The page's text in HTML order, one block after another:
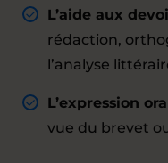
L’aide aux
rédaction,
l’analyse
L’expression
vue du brevet